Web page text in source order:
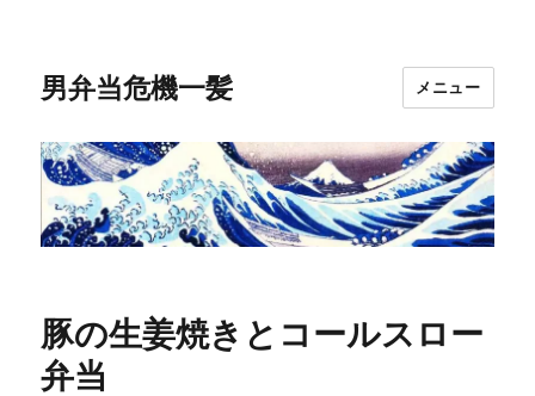
男弁当危機一髪 メニュー
豚の生姜焼きとコールスロー
弁当